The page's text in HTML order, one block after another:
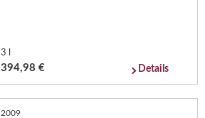
3 l
394,98 € Details
2009